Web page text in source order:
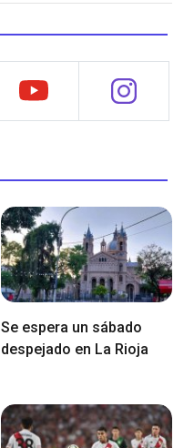
Se espera un sábado
despejado en La Rioja